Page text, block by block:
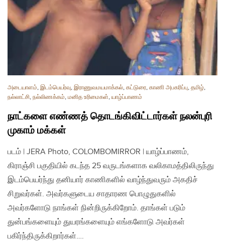
அடையாளம், இடம்பெயர்வு, இராணுவமயமாக்கல், கட்டுரை, காணி அபகரிப்பு, தமிழ்,
நல்லாட்சி, நல்லிணக்கம், மனித உரிமைகள், யாழ்ப்பாணம்
நாட்களை எண்ணத் தொடங்கிவிட்டார்கள் நலன்புரி
முகாம் மக்கள்
படம் | JERA Photo, COLOMBOMIRROR | யாழ்ப்பாணம்,
கிராஞ்சி பகுதியில் கடந்த 25 வருடங்களாக வலிகாமத்திலிருந்து
இடம்பெயர்ந்து தனியார் காணிகளில் வாழ்ந்துவரும் அகதிச்
சிறுவர்கள். அவர்களுடைய சாதாரண பொழுதுகளில்
அவர்களோடு நாங்கள் நின்றிருக்கிறோம். தாங்கள் படும்
துன்பங்களையும் துயரங்களையும் எங்களோடு அவர்கள்
பகிர்ந்திருக்கிறார்கள்….